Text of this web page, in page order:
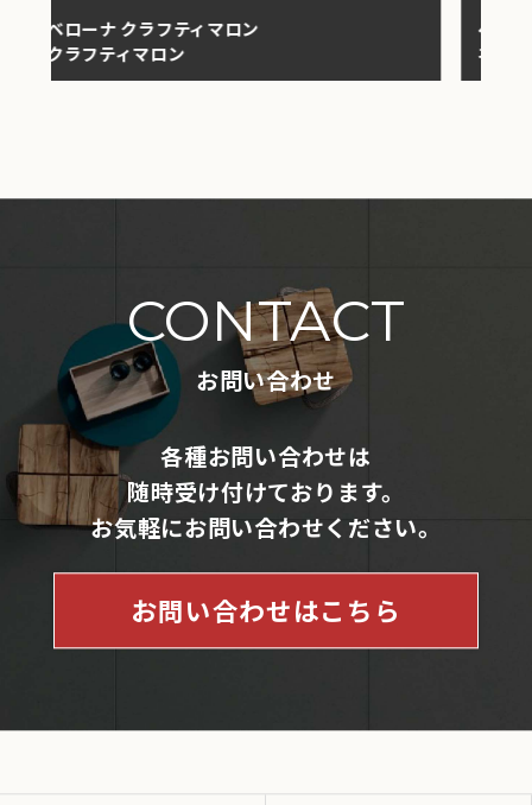
ベローナ ネロマルキーナ
ネロマルキーナ
CONTACT
お問い合わせ
各種お問い合わせは
随時受け付けております。
お気軽にお問い合わせください。
お問い合わせはこちら